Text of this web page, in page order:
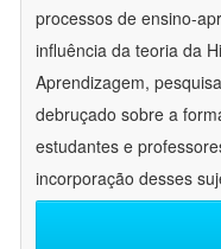
processos de ensino-
influência da teoria da
Aprendizagem,
debruçado sobre a
estudantes e
incorporação desses